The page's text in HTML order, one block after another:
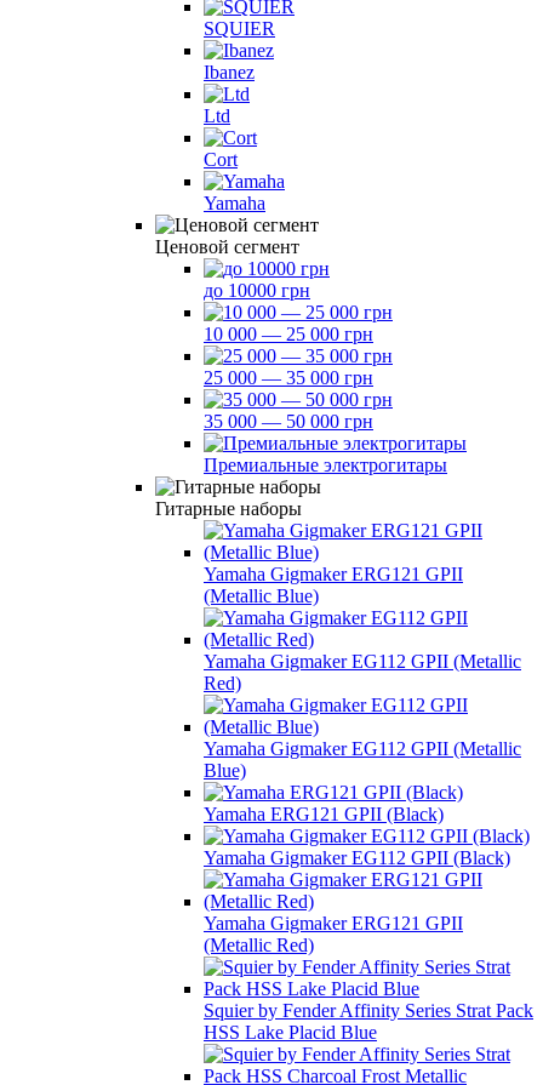
SQUIER
Ibanez
Ltd
Cort
Yamaha
Ценовой сегмент
до 10000 грн
10 000 — 25 000 грн
25 000 — 35 000 грн
35 000 — 50 000 грн
Премиальные электрогитары
Гитарные наборы
Yamaha Gigmaker ERG121 GPII
(Metallic Blue)
Yamaha Gigmaker EG112 GPII (Metallic
Red)
Yamaha Gigmaker EG112 GPII (Metallic
Blue)
Yamaha ERG121 GPII (Black)
Yamaha Gigmaker EG112 GPII (Black)
Yamaha Gigmaker ERG121 GPII
(Metallic Red)
Squier by Fender Affinity Series Strat Pack
HSS Lake Placid Blue